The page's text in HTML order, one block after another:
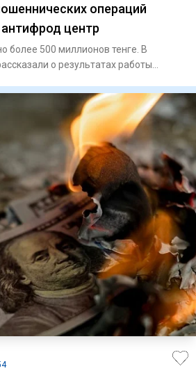
операций
центр
более 500 миллионов тенге. В
о результатах работы